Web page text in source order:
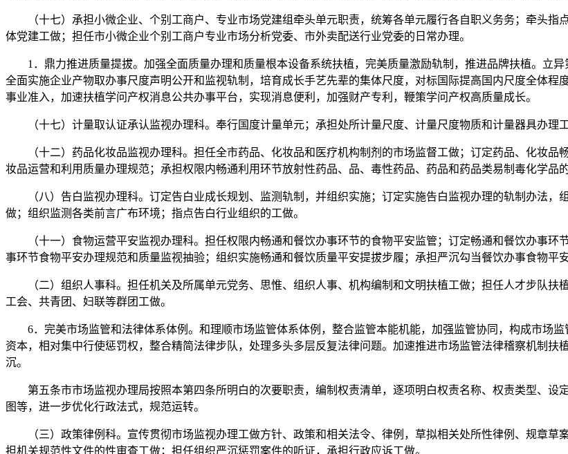
（十七）承担小微企业、个别工商户、专业市场党建组牵头单元职责，统筹各单元履行各自职义务务；牵头指
体党建工做；担任市小微企业个别工商户专业市场分析党委、市外卖配送行业党委的日常办理。
1．鼎力推进质量提拔。加强全面质量办理和质量根本设备系统扶植，完美质量激励轨制，推进品牌扶植。立异
全面实施企业产物取办事尺度声明公开和监视轨制，培育成长手艺先辈的集体尺度，对标国际提高国内尺度全体
事业准入，加速扶植学问产权消息公共办事平台，实现消息便利，加强财产专利，鞭策学问产权高质量成长。
（十七）计量取认证承认监视办理科。奉行国度计量单元；承担处所计量尺度、计量尺度物质和计量器具办理
（十二）药品化妆品监视办理科。担任全市药品、化妆品和医疗机构制剂的市场监督工做；订定药品、化妆品
妆品运营和利用质量办理规范；承担权限内畅通利用环节放射性药品、品、毒性药品、药品和药品类易制毒化学品
（八）告白监视办理科。订定告白业成长规划、监测轨制，并组织实施；订定实施告白监视办理的轨制办法，
做；组织监测各类前言广布环境；指点告白行业组织的工做。
（十一）食物运营平安监视办理科。担任权限内畅通和餐饮办事环节的食物平安监管；订定畅通和餐饮办事环
事环节食物平安办理规范和质量监视抽验；组织实施畅通和餐饮质量平安提拔步履；承担严沉勾当餐饮办事食物平安
（二）组织人事科。担任机关及所属单元党务、思惟、组织人事、机构编制和文明扶植工做；担任人才步队扶
工会、共青团、妇联等群团工做。
6．完美市场监管和法律体系体例。和理顺市场监管体系体例，整合监管本能机能，加强监管协同，构成市场
资本，相对集中行使惩罚权，整合精简法律步队，处理多头多层反复法律问题。加速推进市场监管法律稽察机制
沉。
第五条市市场监视办理局按照本第四条所明白的次要职责，编制权责清单，逐项明白权责名称、权责类型、设
图等，进一步优化行政法式，规范运转。
（三）政策律例科。宣传贯彻市场监视办理工做方针、政策和相关法令、律例，草拟相关处所性律例、规章草
担机关规范性文件的性审查工做；担任组织严沉惩罚案件的听证，承担行政应诉工做。